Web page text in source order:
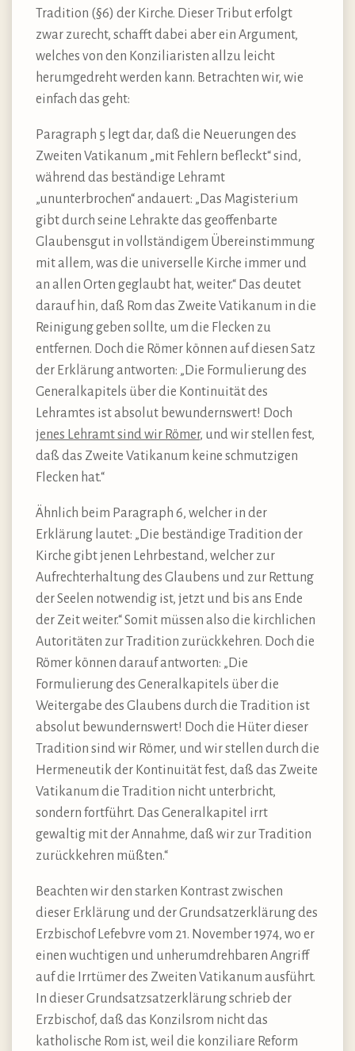
Tradition (§6) der Kirche. Dieser Tribut erfolgt
zwar zurecht, schafft dabei aber ein Argument,
welches von den Konziliaristen allzu leicht
herumgedreht werden kann. Betrachten wir, wie
einfach das geht:
Paragraph 5 legt dar, daß die Neuerungen des
Zweiten Vatikanum „mit Fehlern befleckt“ sind,
während das beständige Lehramt
„ununterbrochen“ andauert: „Das Magisterium
gibt durch seine Lehrakte das geoffenbarte
Glaubensgut in vollständigem Übereinstimmung
mit allem, was die universelle Kirche immer und
an allen Orten geglaubt hat, weiter.“ Das deutet
darauf hin, daß Rom das Zweite Vatikanum in die
Reinigung geben sollte, um die Flecken zu
entfernen. Doch die Römer können auf diesen Satz
der Erklärung antworten: „Die Formulierung des
Generalkapitels über die Kontinuität des
Lehramtes ist absolut bewundernswert! Doch
jenes Lehramt sind wir Römer, und wir stellen fest,
daß das Zweite Vatikanum keine schmutzigen
Flecken hat.“
Ähnlich beim Paragraph 6, welcher in der
Erklärung lautet: „Die beständige Tradition der
Kirche gibt jenen Lehrbestand, welcher zur
Aufrechterhaltung des Glaubens und zur Rettung
der Seelen notwendig ist, jetzt und bis ans Ende
der Zeit weiter.“ Somit müssen also die kirchlichen
Autoritäten zur Tradition zurückkehren. Doch die
Römer können darauf antworten: „Die
Formulierung des Generalkapitels über die
Weitergabe des Glaubens durch die Tradition ist
absolut bewundernswert! Doch die Hüter dieser
Tradition sind wir Römer, und wir stellen durch die
Hermeneutik der Kontinuität fest, daß das Zweite
Vatikanum die Tradition nicht unterbricht,
sondern fortführt. Das Generalkapitel irrt
gewaltig mit der Annahme, daß wir zur Tradition
zurückkehren müßten.“
Beachten wir den starken Kontrast zwischen
dieser Erklärung und der Grundsatzerklärung des
Erzbischof Lefebvre vom 21. November 1974, wo er
einen wuchtigen und unherumdrehbaren Angriff
auf die Irrtümer des Zweiten Vatikanum ausführt.
In dieser Grundsatzsatzerklärung schrieb der
Erzbischof, daß das Konzilsrom nicht das
katholische Rom ist, weil die konziliare Reform